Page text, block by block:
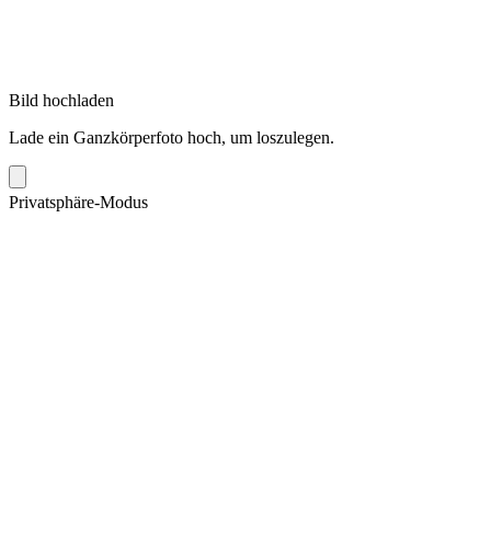
Bild hochladen
Lade ein Ganzkörperfoto hoch, um loszulegen.
Privatsphäre-Modus